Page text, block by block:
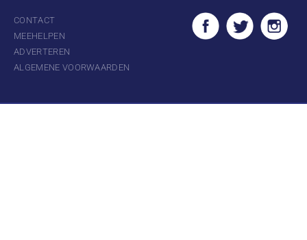
CONTACT
MEEHELPEN
ADVERTEREN
ALGEMENE VOORWAARDEN